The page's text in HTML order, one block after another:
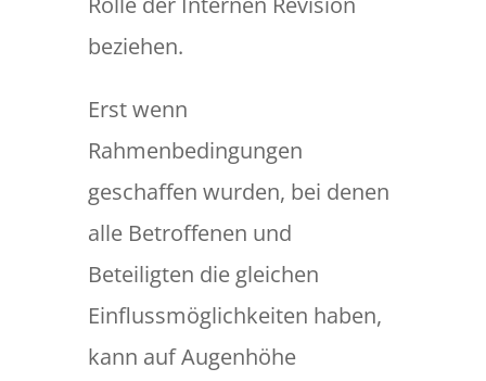
beziehen.
Erst wenn
Rahmenbedingungen
geschaffen wurden, bei denen
alle Betroffenen und
Beteiligten die gleichen
Einflussmöglichkeiten haben,
kann auf Augenhöhe